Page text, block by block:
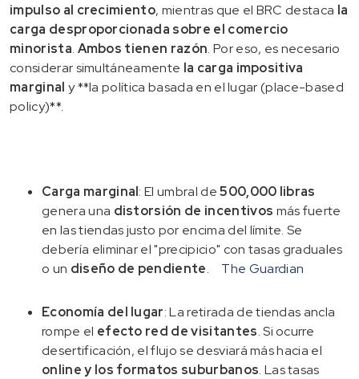
impulso al crecimiento, mientras que el BRC destaca la
carga desproporcionada sobre el comercio
minorista. Ambos tienen razón. Por eso, es necesario
considerar simultáneamente la carga impositiva
marginal y **la política basada en el lugar (place-based
policy)**.
Carga marginal: El umbral de500,000 libras
genera una distorsión de incentivos más fuerte
en las tiendas justo por encima del límite. Se
debería eliminar el "precipicio" con tasas graduales
o un diseño de pendiente. The Guardian
Economía del lugar: La retirada de tiendas ancla
rompe el efecto red de visitantes. Si ocurre
desertificación, el flujo se desviará más hacia el
online y los formatos suburbanos. Las tasas